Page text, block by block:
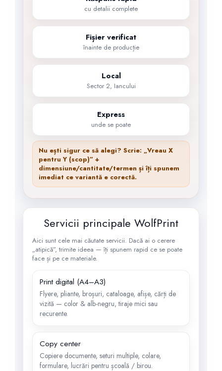
cu detalii complete
Fișier verificat
înainte de producție
Local
Sector 2, Iancului
Express
unde se poate
Nu ești sigur ce să alegi? Scrie: „Vreau X
pentru Y (scop)” +
dimensiune/cantitate/termen și îți spunem
imediat ce variantă e corectă.
Servicii principale WolfPrint
Aici sunt cele mai căutate servicii. Dacă ai o cerere
„atipică”, trimite ideea — îți spunem rapid ce se poate
face și pe ce materiale.
Print digital (A4–A3)
Flyere, pliante, broșuri, cataloage, afișe, cărți de
vizită — color & alb-negru, tiraje mici sau
recurente.
Copy center
Copiere documente, seturi multiple, colare,
formulare, lucrări pentru școală / birou.